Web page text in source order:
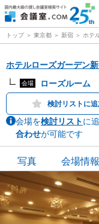
トップ 東京都 新宿 ホテ
ホテルローズガーデン
会場 ローズルーム
検討リストに
会場を検討リストに
合わせが可能です
写真 会場情報